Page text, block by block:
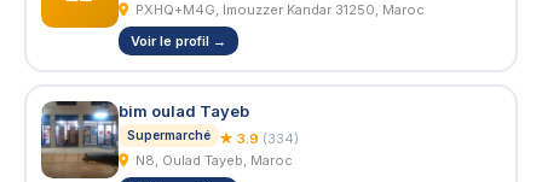
PXHQ+M4G, Imouzzer Kandar 31250, Maroc
Voir le profil →
bim oulad Tayeb
Supermarché ★ 3.9 (334)
N8, Oulad Tayeb, Maroc